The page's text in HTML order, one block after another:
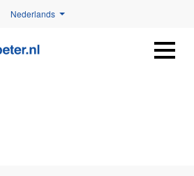
Nederlands